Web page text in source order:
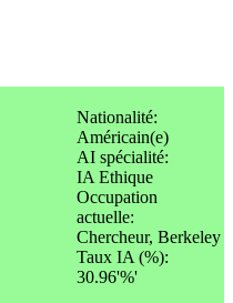
Nationalité:
Américain(e)
AI spécialité:
IA Ethique
Occupation
actuelle:
Chercheur, Berkeley
Taux IA (%):
30.96'%'